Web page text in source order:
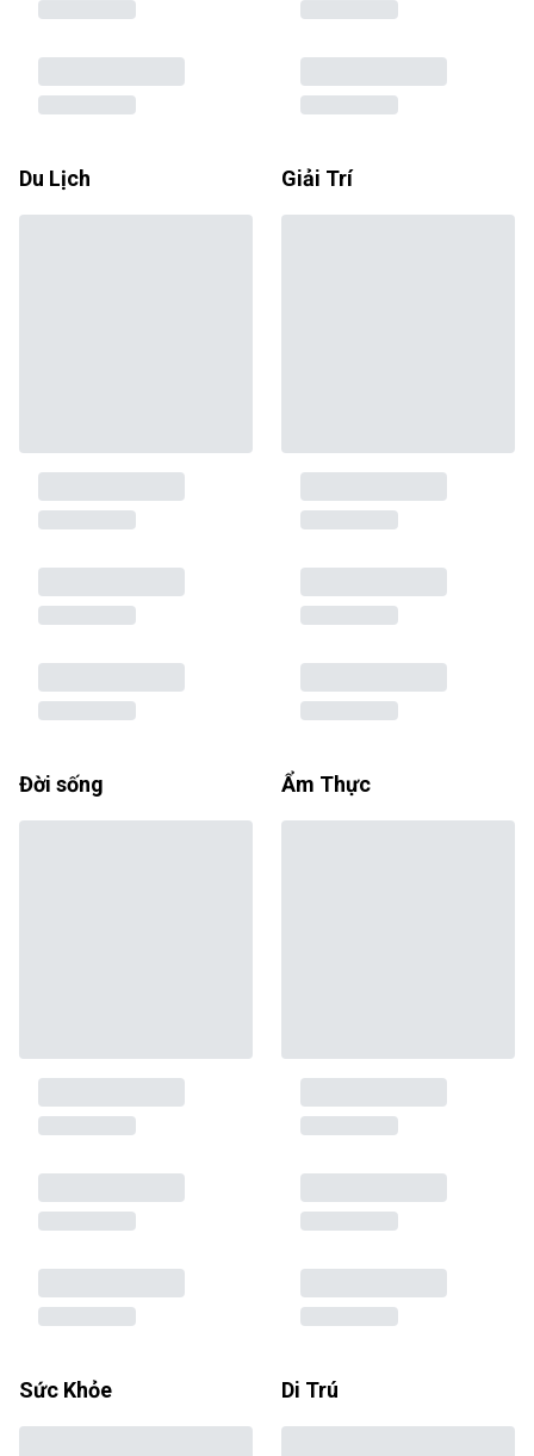
Du Lịch Giải Trí
Đời sống Ẩm Thực
Sức Khỏe Di Trú